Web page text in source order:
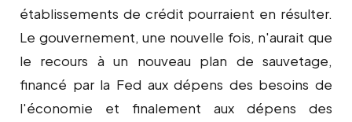
établissements de crédit pourraient en résulter.
Le gouvernement, une nouvelle fois, n'aurait que
le recours à un nouveau plan de sauvetage,
financé par la Fed aux dépens des besoins de
l'économie et finalement aux dépens des